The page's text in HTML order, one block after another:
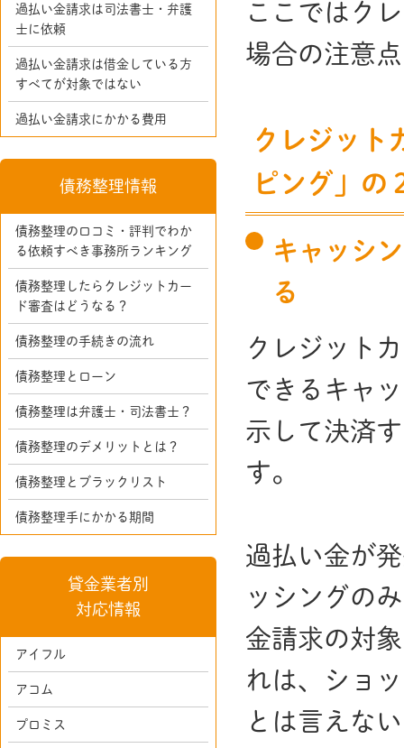
ここではク
場合の注意
クレジット
ピング」の
キャッシ
る
クレジット
できるキャ
示して決済
す。
過払い金が
ッシングの
金請求の対
れは、ショ
とは言えな
過払い金請求は司法書士・弁護
士に依頼
過払い金請求は借金している方
すべてが対象ではない
過払い金請求にかかる費用
債務整理情報
債務整理の口コミ・評判でわか
る依頼すべき事務所ランキング
債務整理したらクレジットカー
ド審査はどうなる？
債務整理の手続きの流れ
債務整理とローン
債務整理は弁護士・司法書士？
債務整理のデメリットとは？
債務整理とブラックリスト
債務整理手にかかる期間
貸金業者別
対応情報
アイフル
アコム
プロミス